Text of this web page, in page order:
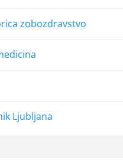
zobozdravstvo
Ljubljana